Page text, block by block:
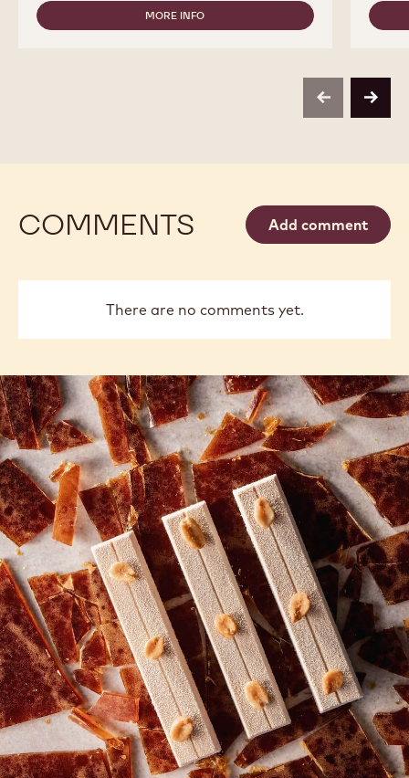
CALLEBAUT
28%
MORE INFO
-
previousnext
COMMENTS Add comment
There are no comments yet.